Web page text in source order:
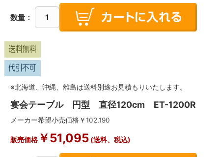
数量：
※北海道、沖縄、離島は送料別途お見積もりいたします。
宴会テーブル 円型 直径120cm ET-1200R
メーカー希望小売価格￥102,190
販売価格￥51,095(送料、税込)